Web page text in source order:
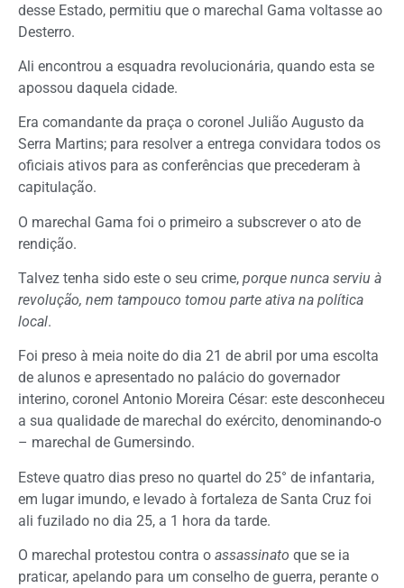
desse Estado, permitiu que o marechal Gama voltasse ao
Desterro.
Ali encontrou a esquadra revolucionária, quando esta se
apossou daquela cidade.
Era comandante da praça o coronel Julião Augusto da
Serra Martins; para resolver a entrega convidara todos os
oficiais ativos para as conferências que precederam à
capitulação.
O marechal Gama foi o primeiro a subscrever o ato de
rendição.
Talvez tenha sido este o seu crime, porque nunca serviu à
revolução, nem tampouco tomou parte ativa na política
local.
Foi preso à meia noite do dia 21 de abril por uma escolta
de alunos e apresentado no palácio do governador
interino, coronel Antonio Moreira César: este desconheceu
a sua qualidade de marechal do exército, denominando-o
– marechal de Gumersindo.
Esteve quatro dias preso no quartel do 25° de infantaria,
em lugar imundo, e levado à fortaleza de Santa Cruz foi
ali fuzilado no dia 25, a 1 hora da tarde.
O marechal protestou contra o assassinato que se ia
praticar, apelando para um conselho de guerra, perante o